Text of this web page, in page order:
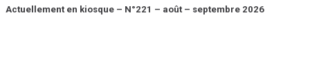
Actuellement en kiosque – N°221 – août – septembre 2026